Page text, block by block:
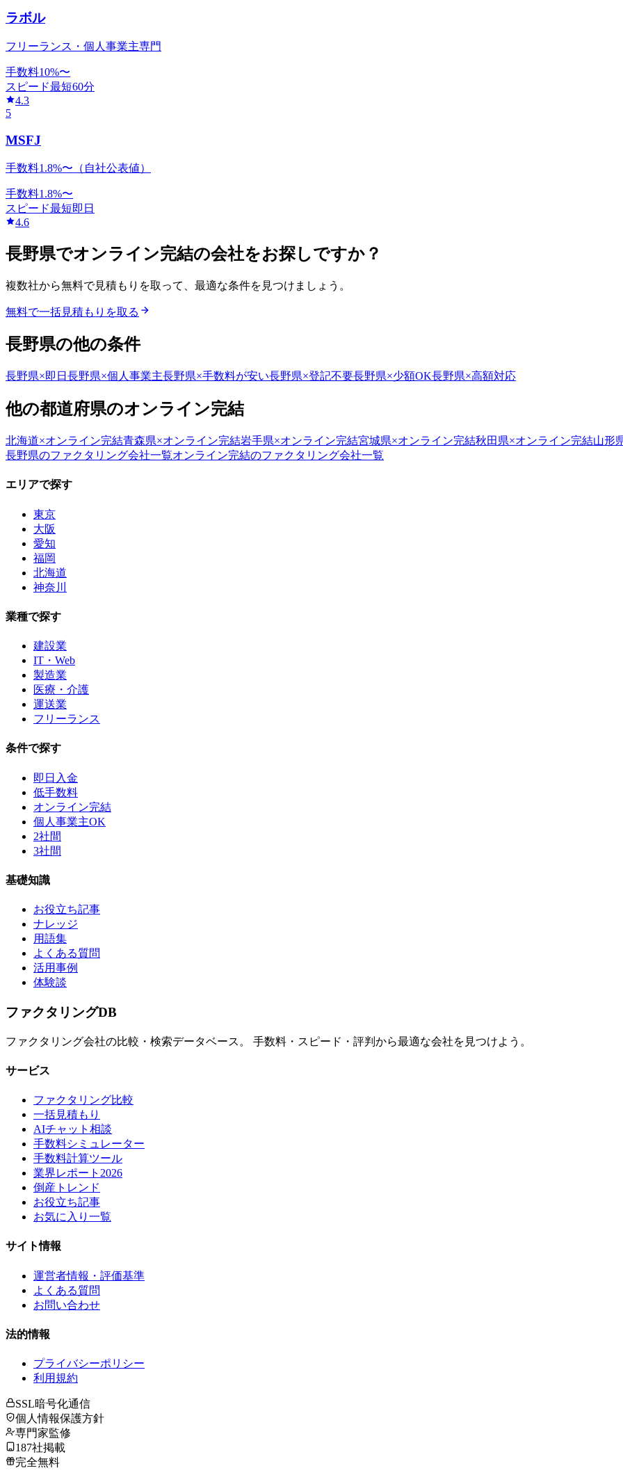
ラボル
フリーランス・個人事業主専門
手数料10%〜
スピード最短60分
4.3
5
MSFJ
手数料1.8%〜（自社公表値）
手数料1.8%〜
スピード最短即日
4.6
長野県でオンライン完結の会社をお探しですか？
複数社から無料で見積もりを取って、最適な条件を見つけましょう。
無料で一括見積もりを取る
長野県の他の条件
長野県×即日 長野県×個人事業主長野県×手数料が安い長野県×登記不要長野県×少額OK長野県×高額対応
他の都道府県のオンライン完結
北海道×オンライン完結青森県×オンライン完結岩手県×オンライン完結宮城県×オンライン完結秋田県×オンライン完結山形
長野県のファクタリング会社一覧オンライン完結のファクタリング会社一覧
エリアで探す
東京
大阪
愛知
福岡
北海道
神奈川
業種で探す
建設業
IT・Web
製造業
医療・介護
運送業
フリーランス
条件で探す
即日入金
低手数料
オンライン完結
個人事業主OK
2社間
3社間
基礎知識
お役立ち記事
ナレッジ
用語集
よくある質問
活用事例
体験談
ファクタリングDB
ファクタリング会社の比較・検索データベース。 手数料・スピード・評判から最適な会社を見つけよう。
サービス
ファクタリング比較
一括見積もり
AIチャット相談
手数料シミュレーター
手数料計算ツール
業界レポート2026
倒産トレンド
お役立ち記事
お気に入り一覧
サイト情報
運営者情報・評価基準
よくある質問
お問い合わせ
法的情報
プライバシーポリシー
利用規約
SSL暗号化通信
個人情報保護方針
専門家監修
187社掲載
完全無料